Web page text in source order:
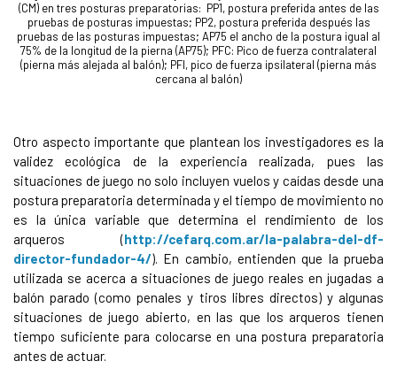
(CM) en tres posturas preparatorias: PP1, postura preferida antes de las
pruebas de posturas impuestas; PP2, postura preferida después las
pruebas de las posturas impuestas; AP75 el ancho de la postura igual al
75% de la longitud de la pierna (AP75); PFC: Pico de fuerza contralateral
(pierna más alejada al balón); PFI, pico de fuerza ipsilateral (pierna más
cercana al balón)
Otro aspecto importante que plantean los investigadores es la
validez ecológica de la experiencia realizada, pues las
situaciones de juego no solo incluyen vuelos y caídas desde una
postura preparatoria determinada y el tiempo de movimiento no
es la única variable que determina el rendimiento de los
arqueros (http://cefarq.com.ar/la-palabra-del-df-
director-fundador-4/). En cambio, entienden que la prueba
utilizada se acerca a situaciones de juego reales en jugadas a
balón parado (como penales y tiros libres directos) y algunas
situaciones de juego abierto, en las que los arqueros tienen
tiempo suficiente para colocarse en una postura preparatoria
antes de actuar.